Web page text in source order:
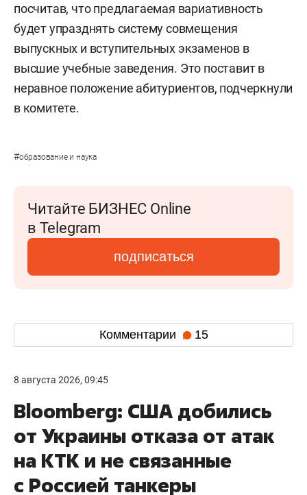
посчитав, что предлагаемая вариативность
будет упразднять систему совмещения
выпускных и вступительных экзаменов в
высшие учебные заведения. Это поставит в
неравное положение абитуриентов, подчеркнули
в комитете.
#образование и наука
Читайте БИЗНЕС Online
в Telegram
подписаться
Комментарии 15
8 августа 2026, 09:45
Bloomberg: США добились
от Украины отказа от атак
на КТК и не связанные
с Россией танкеры